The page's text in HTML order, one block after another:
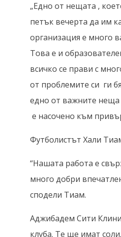
„Едно от нещата ,
петък вечерта да им
организация е много
Това е и
всичко се прави с
от проблемите си ги
едно от важните неща
е насочено към
Футболистът Хали
“Нашата работа е
много добри
сподели Тиам.
Аджибадем Сити
клуба. Те ще имат